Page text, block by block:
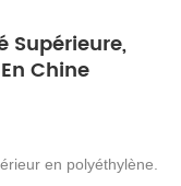
Supérieure,
Chine
en polyéthylène.